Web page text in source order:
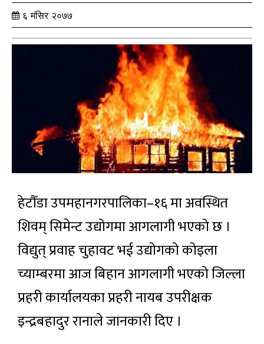
६ मंसिर २०७७
हेटौँडा उपमहानगरपालिका–१६ मा अवस्थित
शिवम् सिमेन्ट उद्योगमा आगलागी भएको छ ।
विद्युत् प्रवाह चुहावट भई उद्योगको कोइला
च्याम्बरमा आज बिहान आगलागी भएको जिल्ला
प्रहरी कार्यालयका प्रहरी नायब उपरीक्षक
इन्द्रबहादुर रानाले जानकारी दिए ।